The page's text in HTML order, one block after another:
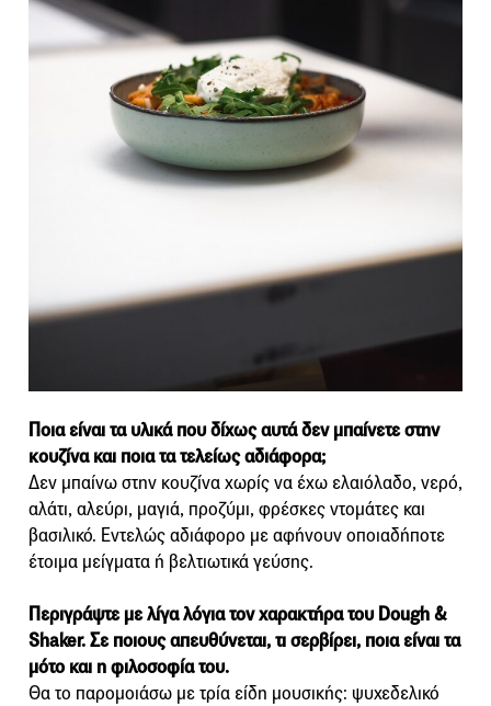
Ποια είναι τα υλικά που δίχως αυτά δεν μπαίνετε στην
κουζίνα και ποια τα τελείως αδιάφορα;
Δεν μπαίνω στην κουζίνα χωρίς να έχω ελαιόλαδο, νερό,
αλάτι, αλεύρι, μαγιά, προζύμι, φρέσκες ντομάτες και
βασιλικό. Εντελώς αδιάφορο με αφήνουν οποιαδήποτε
έτοιμα μείγματα ή βελτιωτικά γεύσης.
Περιγράψτε με λίγα λόγια τον χαρακτήρα του Dough &
Shaker. Σε ποιους απευθύνεται, τι σερβίρει, ποια είναι τα
μότο και η φιλοσοφία του.
Θα το παρομοιάσω με τρία είδη μουσικής: ψυχεδελικό